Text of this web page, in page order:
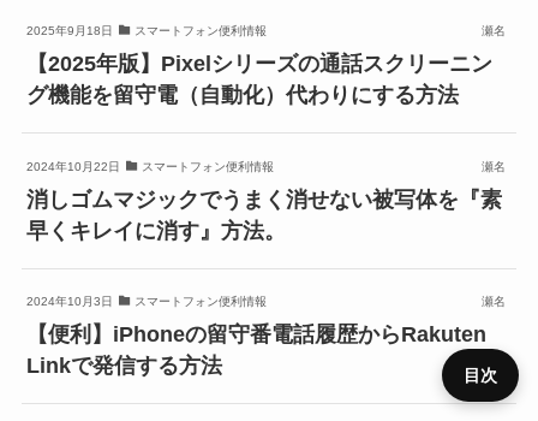
2025年9月18日 スマートフォン便利情報 瀬名
【2025年版】Pixelシリーズの通話スクリーニン
グ機能を留守電（自動化）代わりにする方法
2024年10月22日 スマートフォン便利情報 瀬名
消しゴムマジックでうまく消せない被写体を『素
早くキレイに消す』方法。
2024年10月3日 スマートフォン便利情報 瀬名
【便利】iPhoneの留守番電話履歴からRakuten
Linkで発信する方法
目次